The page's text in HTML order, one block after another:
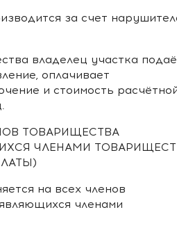
за счет
владелец участка
оплачивает
и стоимость
ТОВАРИЩЕСТВА
ЧЛЕНАМИ
на всех членов
членами